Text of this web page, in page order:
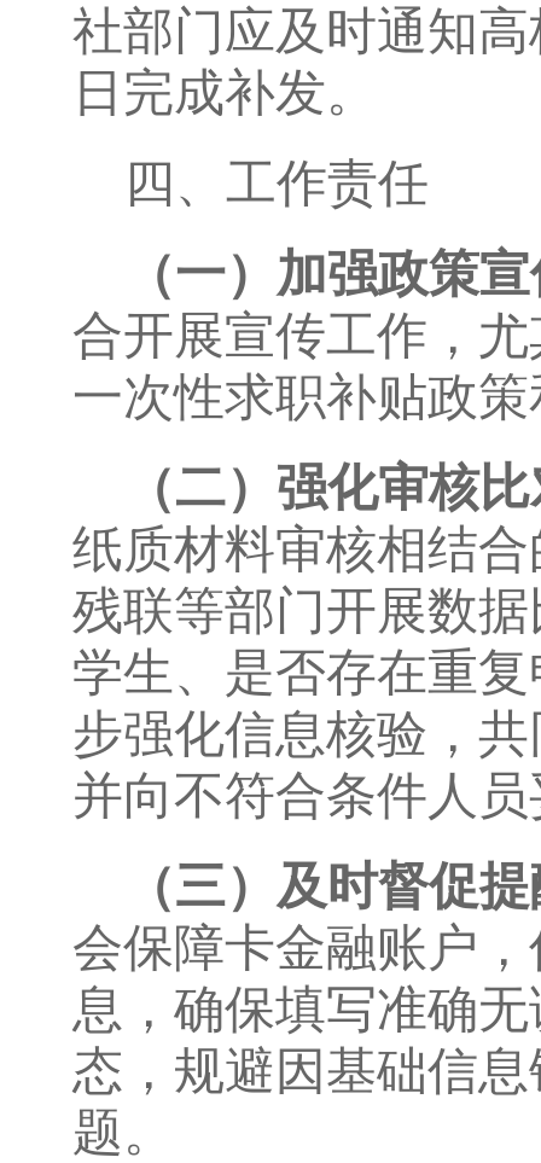
社部门应及时通知
日完成补发。
四、工作责任
（一）加强政策
合开展宣传工作，
一次性求职补贴政
（二）强化审核
纸质材料审核相结
残联等部门开展数
学生、是否存在重
步强化信息核验，
并向不符合条件人
（三）及时督促
会保障卡金融账户
息，确保填写准确
态，规避因基础信
题。